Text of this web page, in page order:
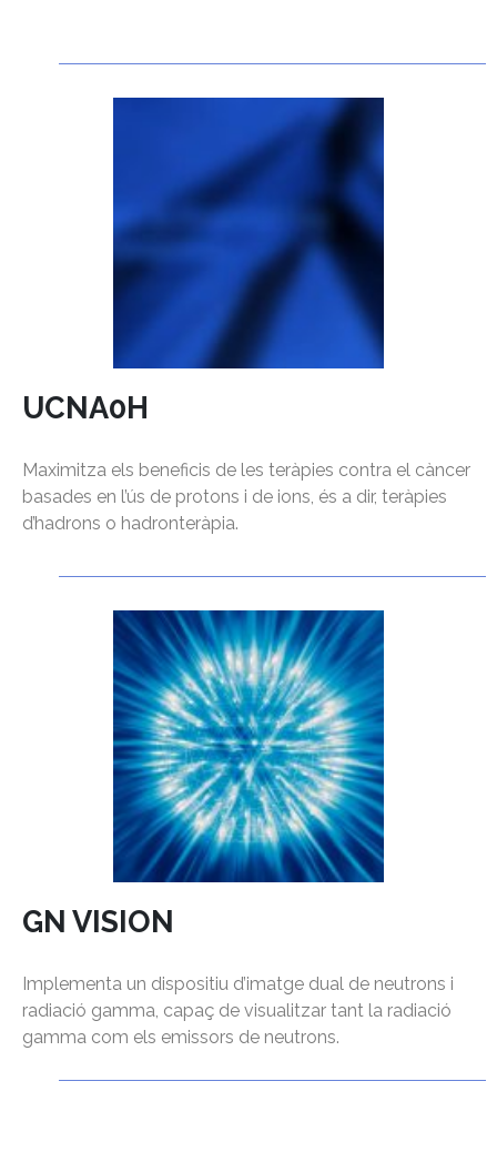
UCNA0H
Maximitza els beneficis de les teràpies contra el càncer
basades en l’ús de protons i de ions, és a dir, teràpies
d’hadrons o hadronteràpia.
GN VISION
Implementa un dispositiu d’imatge dual de neutrons i
radiació gamma, capaç de visualitzar tant la radiació
gamma com els emissors de neutrons.